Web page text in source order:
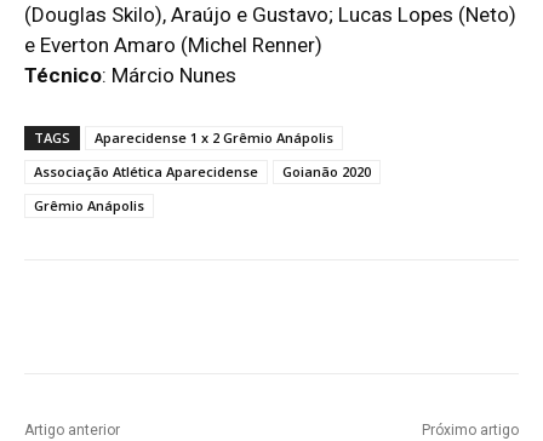
(Douglas Skilo), Araújo e Gustavo; Lucas Lopes (Neto)
e Everton Amaro (Michel Renner)
Técnico: Márcio Nunes
TAGS
Aparecidense 1 x 2 Grêmio Anápolis
Associação Atlética Aparecidense
Goianão 2020
Grêmio Anápolis
Artigo anterior Próximo artigo